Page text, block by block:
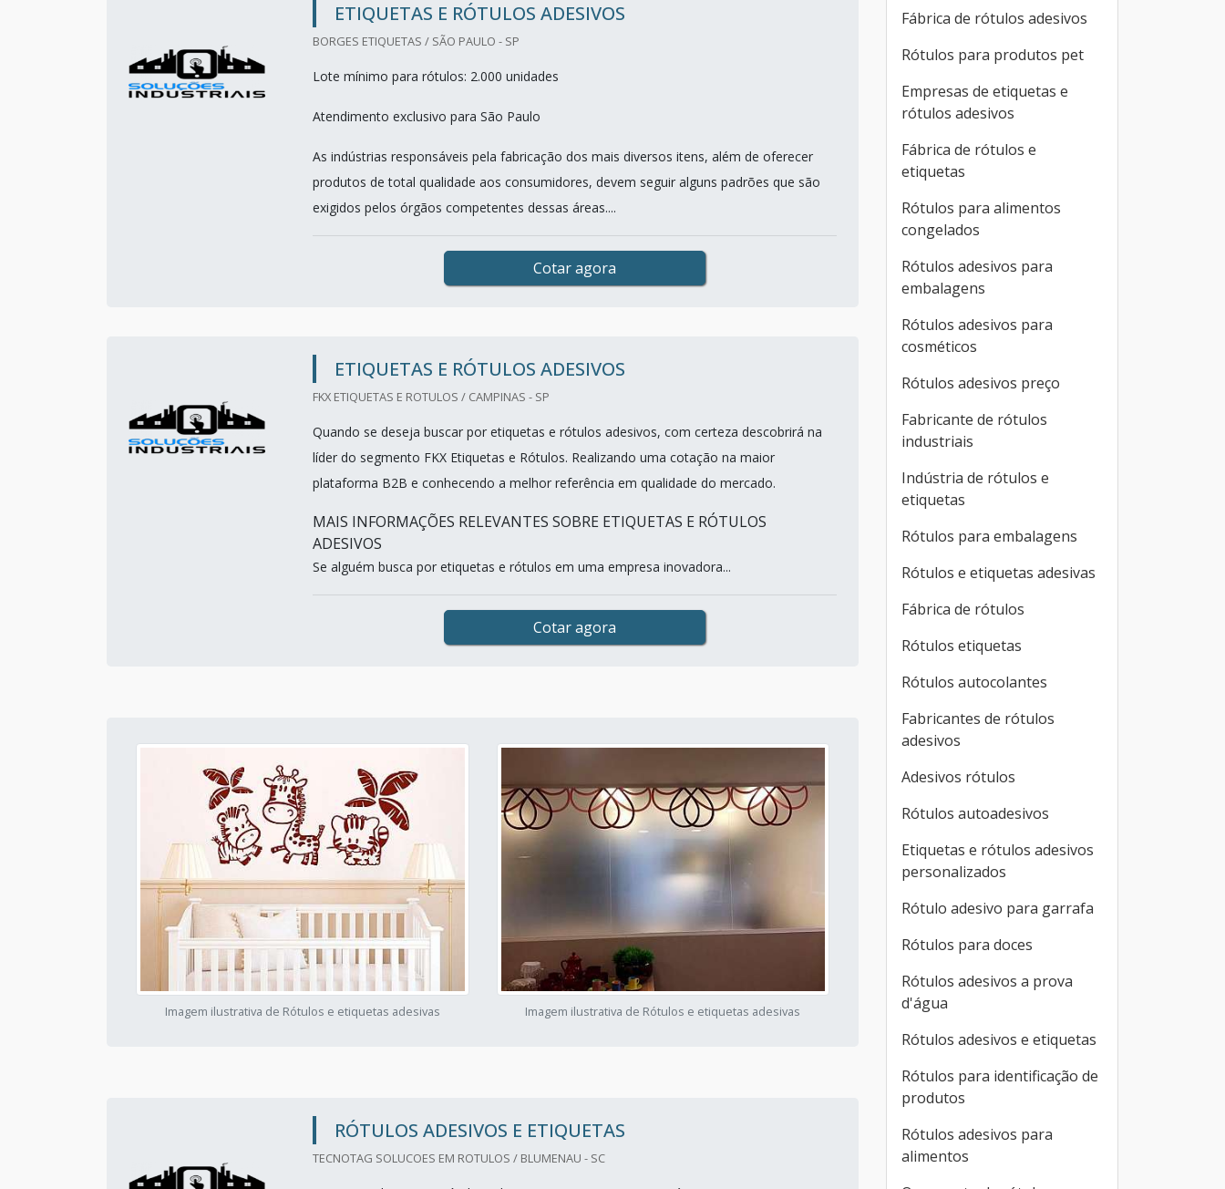
ETIQUETAS E RÓTULOS ADESIVOS
BORGES ETIQUETAS / SÃO PAULO - SP
Lote mínimo para rótulos: 2.000 unidades
Atendimento exclusivo para São Paulo
As indústrias responsáveis pela fabricação dos mais diversos itens, além de oferecer
produtos de total qualidade aos consumidores, devem seguir alguns padrões que são
exigidos pelos órgãos competentes dessas áreas....
Cotar agora
ETIQUETAS E RÓTULOS ADESIVOS
FKX ETIQUETAS E ROTULOS / CAMPINAS - SP
Quando se deseja buscar por etiquetas e rótulos adesivos, com certeza descobrirá na
líder do segmento FKX Etiquetas e Rótulos. Realizando uma cotação na maior
plataforma B2B e conhecendo a melhor referência em qualidade do mercado.
MAIS INFORMAÇÕES RELEVANTES SOBRE ETIQUETAS E RÓTULOS
ADESIVOS
Se alguém busca por etiquetas e rótulos em uma empresa inovadora...
Cotar agora
Imagem ilustrativa de Rótulos e etiquetas adesivas Imagem ilustrativa de Rótulos e etiquetas adesivas
RÓTULOS ADESIVOS E ETIQUETAS
TECNOTAG SOLUCOES EM ROTULOS / BLUMENAU - SC
Fábrica de rótulos adesivos
Rótulos para produtos pet
Empresas de etiquetas e
rótulos adesivos
Fábrica de rótulos e
etiquetas
Rótulos para alimentos
congelados
Rótulos adesivos para
embalagens
Rótulos adesivos para
cosméticos
Rótulos adesivos preço
Fabricante de rótulos
industriais
Indústria de rótulos e
etiquetas
Rótulos para embalagens
Rótulos e etiquetas adesivas
Fábrica de rótulos
Rótulos etiquetas
Rótulos autocolantes
Fabricantes de rótulos
adesivos
Adesivos rótulos
Rótulos autoadesivos
Etiquetas e rótulos adesivos
personalizados
Rótulo adesivo para garrafa
Rótulos para doces
Rótulos adesivos a prova
d'água
Rótulos adesivos e etiquetas
Rótulos para identificação de
produtos
Rótulos adesivos para
alimentos